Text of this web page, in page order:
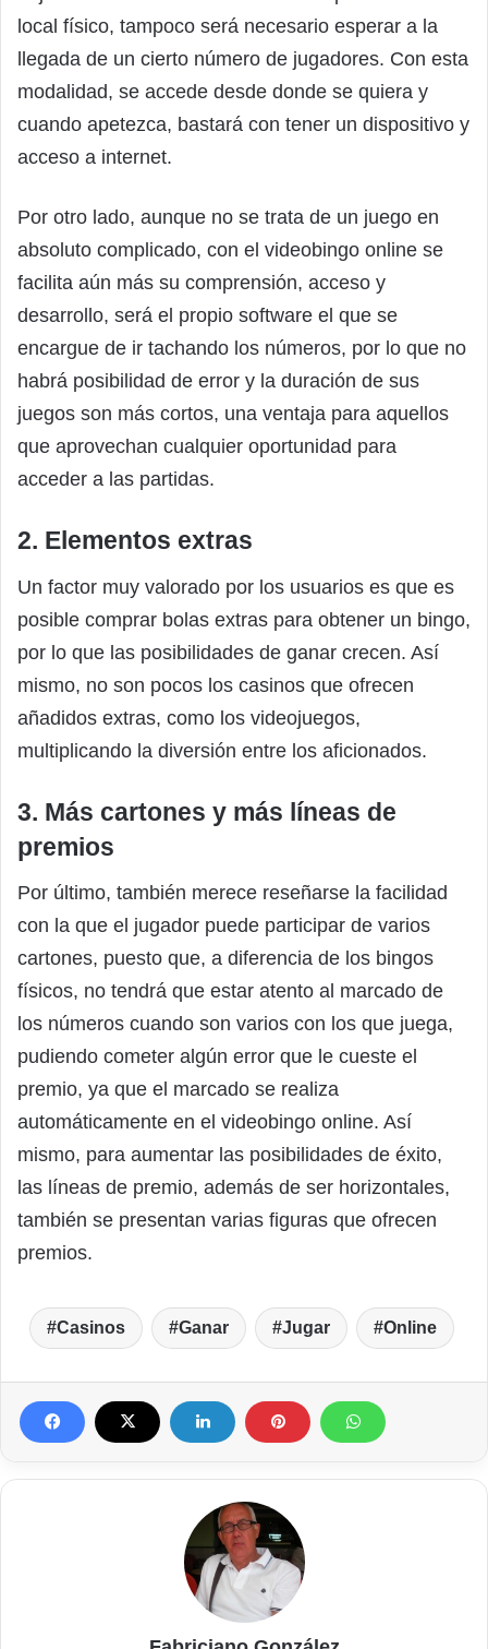
local físico, tampoco será necesario esperar a la
llegada de un cierto número de jugadores. Con esta
modalidad, se accede desde donde se quiera y
cuando apetezca, bastará con tener un dispositivo y
acceso a internet.
Por otro lado, aunque no se trata de un juego en
absoluto complicado, con el videobingo online se
facilita aún más su comprensión, acceso y
desarrollo, será el propio software el que se
encargue de ir tachando los números, por lo que no
habrá posibilidad de error y la duración de sus
juegos son más cortos, una ventaja para aquellos
que aprovechan cualquier oportunidad para
acceder a las partidas.
2. Elementos extras
Un factor muy valorado por los usuarios es que es
posible comprar bolas extras para obtener un bingo,
por lo que las posibilidades de ganar crecen. Así
mismo, no son pocos los casinos que ofrecen
añadidos extras, como los videojuegos,
multiplicando la diversión entre los aficionados.
3. Más cartones y más líneas de
premios
Por último, también merece reseñarse la facilidad
con la que el jugador puede participar de varios
cartones, puesto que, a diferencia de los bingos
físicos, no tendrá que estar atento al marcado de
los números cuando son varios con los que juega,
pudiendo cometer algún error que le cueste el
premio, ya que el marcado se realiza
automáticamente en el videobingo online. Así
mismo, para aumentar las posibilidades de éxito,
las líneas de premio, además de ser horizontales,
también se presentan varias figuras que ofrecen
premios.
Casinos Ganar Jugar Online